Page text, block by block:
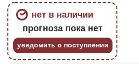
нет в наличии
прогноза пока нет
уведомить о поступлении